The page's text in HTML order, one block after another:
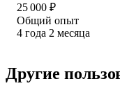
25 000 ₽
Общий опыт
4 года 2 месяца
Другие